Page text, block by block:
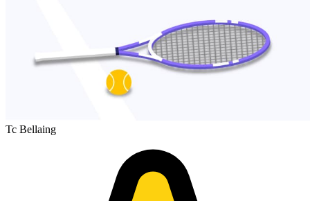
Tc Bellaing